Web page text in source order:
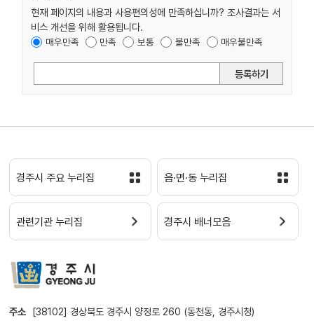
현재 페이지의 내용과 사용편의성에 만족하십니까? 조사결과는 서
비스 개선을 위해 활용됩니다.
매우만족 만족 보통 불만족 매우불만족
등록하기
경주시 주요 누리집 읍·면·동 누리집
관련기관 누리집 경주시 배너모음
주소 [38102] 경상북도 경주시 양정로 260 (동천동, 경주시청)